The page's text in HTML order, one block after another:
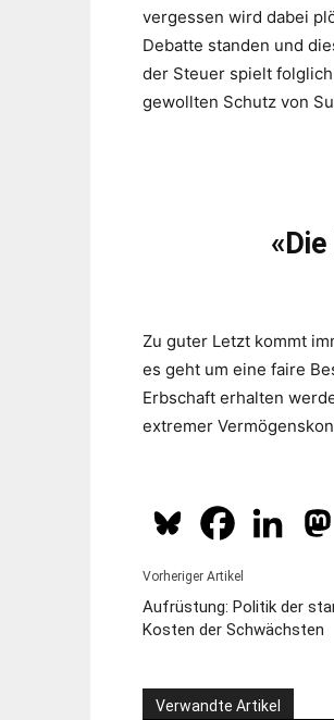
vergessen wird dabei
Debatte standen und
der Steuer spielt
gewollten Schutz von
Zu guter Letzt kommt
es geht um eine faire
Erbschaft erhalten
extremer
Vorheriger Artikel
Aufrüstung: Politik der
Kosten der Schwächsten
Verwandte Artikel